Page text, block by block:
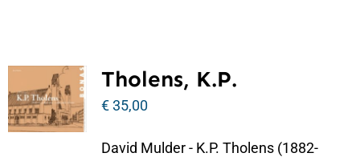
Tholens, K.P.
€35,00
David Mulder - K.P. Tholens (1882-